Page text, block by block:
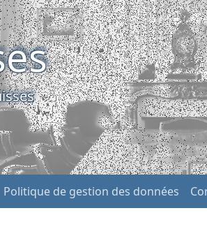
Politique de gestion des données